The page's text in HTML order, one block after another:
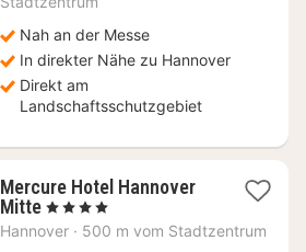
€
Nah an der Messe
In direkter Nähe zu Hannover
Direkt am
Landschaftsschutzgebiet
Mercure Hotel Hannover
Mitte1
Nacht
, 4 Sterne
Hannover · 500 m vom Stadtzentrum